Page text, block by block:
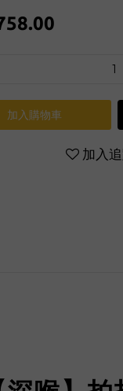
加入購物車
加入